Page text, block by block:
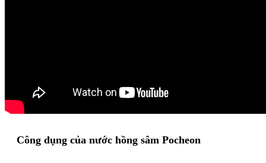
Công dụng của nước hồng sâm Pocheon